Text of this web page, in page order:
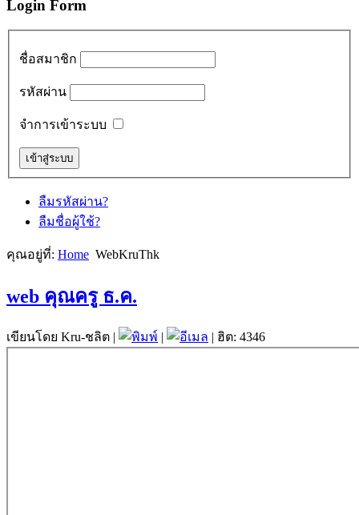
Login Form
ชื่อสมาชิก
รหัสผ่าน
จำการเข้าระบบ
ลืมรหัสผ่าน?
ลืมชื่อผู้ใช้?
คุณอยู่ที่: Home WebKruThk
web คุณครู ธ.ค.
เขียนโดย Kru-ชลิต | ฮิต: 4346